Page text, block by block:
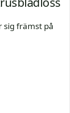
sig främst på